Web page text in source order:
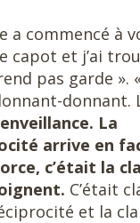
a commencé à
capot et j’ai
pas garde ».
donnant.
La
arrive en
c’était la
C’était
et la